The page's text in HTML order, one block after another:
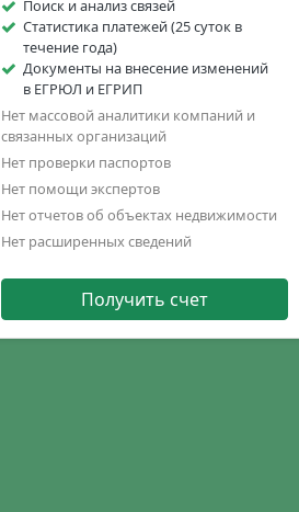
Поиск и анализ связей
Статистика платежей (25 суток в
течение года)
Документы на внесение изменений
в ЕГРЮЛ и ЕГРИП
Нет массовой аналитики компаний и
связанных организаций
Нет проверки паспортов
Нет помощи экспертов
Нет отчетов об объектах недвижимости
Нет расширенных сведений
Получить счет